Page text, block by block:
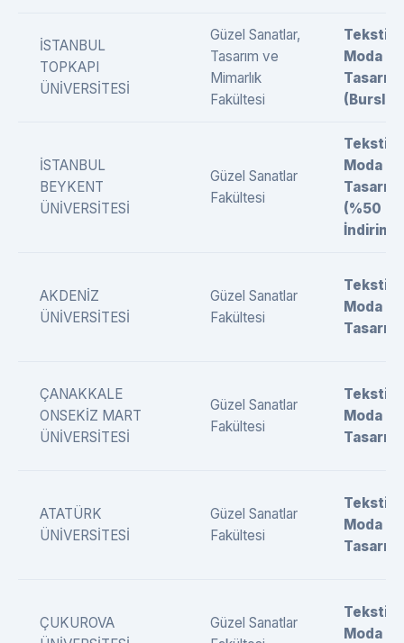
İSTANBUL
TOPKAPI
ÜNİVERSİTESİ
Güzel Sanatlar,
Tasarım ve
Mimarlık
Fakültesi
Tekstil
Moda
Tasarımı
(Burslu)
İSTANBUL
BEYKENT
ÜNİVERSİTESİ
Güzel Sanatlar
Fakültesi
Tekstil
Moda
Tasarımı
(%50
İndirimli)
AKDENİZ
ÜNİVERSİTESİ
Güzel Sanatlar
Fakültesi
Tekstil
Moda
Tasarımı
ÇANAKKALE
ONSEKİZ MART
ÜNİVERSİTESİ
Güzel Sanatlar
Fakültesi
Tekstil
Moda
Tasarımı
ATATÜRK
ÜNİVERSİTESİ
Güzel Sanatlar
Fakültesi
Tekstil
Moda
Tasarımı
ÇUKUROVA
Güzel Sanatlar
Tekstil
Moda